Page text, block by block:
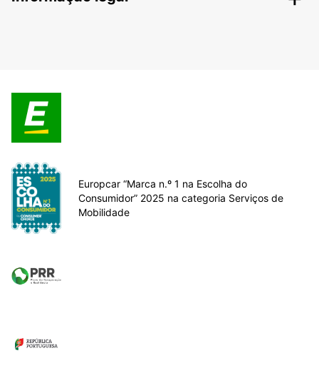
Europcar “Marca n.º 1 na Escolha do
Consumidor” 2025 na categoria Serviços de
Mobilidade